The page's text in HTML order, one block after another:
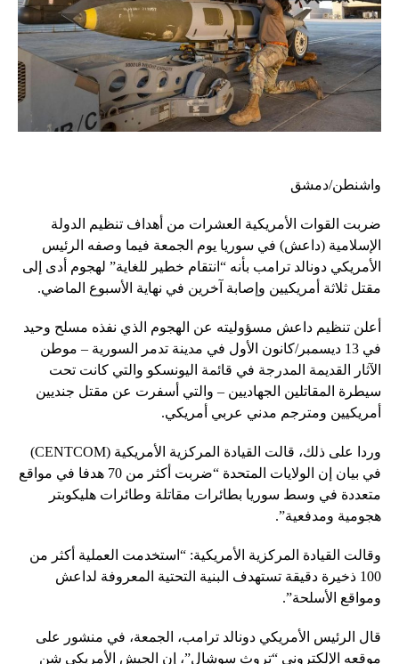
واشنطن/دمشق
ضربت القوات الأمريكية العشرات من أهداف تنظيم الدولة
الإسلامية (داعش) في سوريا يوم الجمعة فيما وصفه الرئيس
الأمريكي دونالد ترامب بأنه “انتقام خطير للغاية” لهجوم أدى إلى
مقتل ثلاثة أمريكيين وإصابة آخرين في نهاية الأسبوع الماضي.
أعلن تنظيم داعش مسؤوليته عن الهجوم الذي نفذه مسلح وحيد
في 13 ديسمبر/كانون الأول في مدينة تدمر السورية – موطن
الآثار القديمة المدرجة في قائمة اليونسكو والتي كانت تحت
سيطرة المقاتلين الجهاديين – والتي أسفرت عن مقتل جنديين
أمريكيين ومترجم مدني عربي أمريكي.
وردا على ذلك، قالت القيادة المركزية الأمريكية (CENTCOM)
في بيان إن الولايات المتحدة “ضربت أكثر من 70 هدفا في مواقع
متعددة في وسط سوريا بطائرات مقاتلة وطائرات هليكوبتر
هجومية ومدفعية”.
وقالت القيادة المركزية الأمريكية: “استخدمت العملية أكثر من
100 ذخيرة دقيقة تستهدف البنية التحتية المعروفة لداعش
ومواقع الأسلحة”.
قال الرئيس الأمريكي دونالد ترامب، الجمعة، في منشور على
موقعه الإلكتروني “تروث سوشال”، إن الجيش الأمريكي شن